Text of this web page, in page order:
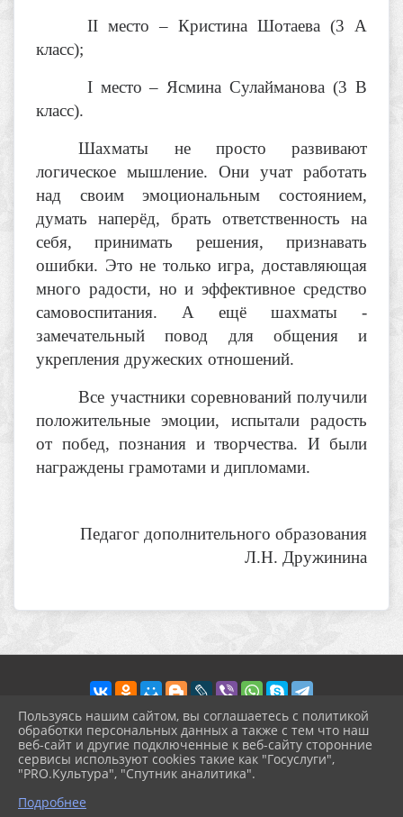
IIместо – Кристина Шотаева (3 А
класс);
Iместо – Ясмина Сулайманова (3 В
класс).
Шахматы не просто развивают
логическое мышление. Они учат работать
над своим эмоциональным состоянием,
думать наперёд, брать ответственность на
себя, принимать решения, признавать
ошибки. Это не только игра, доставляющая
много радости, но и эффективное средство
самовоспитания. А ещё шахматы -
замечательный повод для общения и
укрепления дружеских отношений.
Все участники соревнований получили
положительные эмоции, испытали радость
от побед, познания и творчества. И были
награждены грамотами и дипломами.
Педагог дополнительного образования
Л.Н. Дружинина
2026 г. prohgimnaziya-2.ru
Вход
Карта сайта
Политика обработки персональных данных
Пользуясь нашим сайтом, вы соглашаетесь с политикой
обработки персональных данных а также с тем что наш
веб-сайт и другие подключенные к веб-сайту сторонние
сервисы используют cookies такие как "Госуслуги",
"PRO.Культура", "Спутник аналитика".
Подробнее